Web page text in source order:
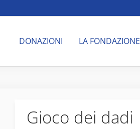
DONAZIONI LA FONDAZIONE
Gioco dei dadi